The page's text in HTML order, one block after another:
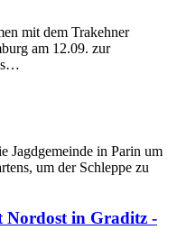
mit dem Trakehner
am 12.09. zur
Jagdgemeinde in Parin um
um der Schleppe zu
Nordost in Graditz -